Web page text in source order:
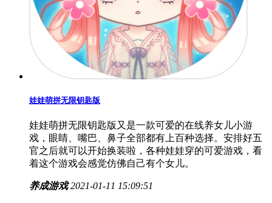
娃娃萌拼无限钥匙版